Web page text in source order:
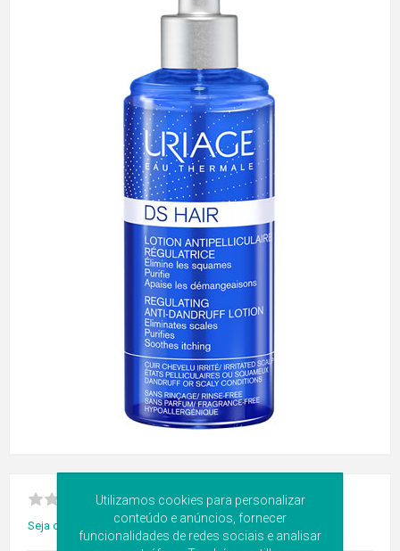
Seja o primeiro a avaliar este produto
Utilizamos cookies para personalizar
conteúdo e anúncios, fornecer
funcionalidades de redes sociais e analisar